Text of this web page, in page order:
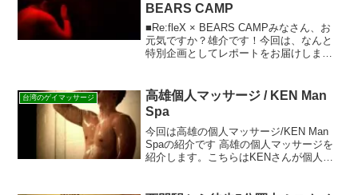
BEARS CAMP
■Re:fleX × BEARS CAMPみなさん、お
元気ですか？雄介です！今回は、なんと
特別企画としてレポートをお届けしま
レックス) ×【GMPベア・コング...
台湾のゲイマッサージ
高雄個人マッサージ / KEN Man
Spa
今回は高雄の個人マッサージ/KEN Man
Spaの紹介です 高雄の個人マッサージを
紹介します。こちらはKENさんが個人で